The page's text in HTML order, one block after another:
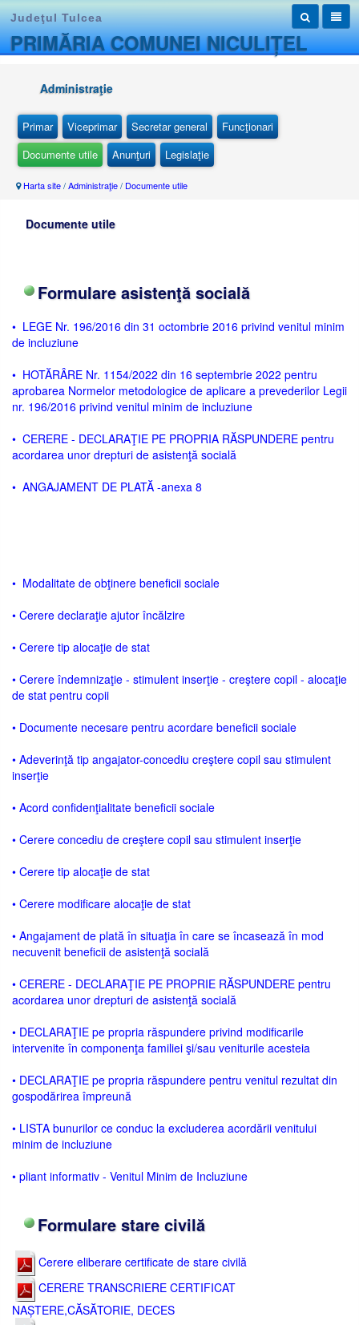
Judeţul Tulcea
PRIMĂRIA COMUNEI NICULIȚEL
Administraţie
Primar Viceprimar Secretar general
Funcţionari
Documente utile
Anunţuri Legislaţie
Harta site/Administraţie/ Documente utile
Documente utile
Formulare asistenţă socială
• LEGE Nr. 196/2016 din 31 octombrie 2016 privind venitul minim
de incluziune
• HOTĂRÂRE Nr. 1154/2022 din 16 septembrie 2022 pentru
aprobarea Normelor metodologice de aplicare a prevederilor Legii
nr. 196/2016 privind venitul minim de incluziune
• CERERE - DECLARAŢIE PE PROPRIA RĂSPUNDERE pentru
acordarea unor drepturi de asistenţă socială
• ANGAJAMENT DE PLATĂ -anexa 8
• Modalitate de obţinere beneficii sociale
• Cerere declaraţie ajutor încălzire
• Cerere tip alocaţie de stat
• Cerere îndemnizaţie - stimulent inserţie - creştere copil - alocaţie
de stat pentru copii
• Documente necesare pentru acordare beneficii sociale
• Adeverinţă tip angajator-concediu creştere copil sau stimulent
inserţie
• Acord confidenţialitate beneficii sociale
• Cerere concediu de creştere copil sau stimulent inserţie
• Cerere tip alocaţie de stat
• Cerere modificare alocaţie de stat
• Angajament de plată în situaţia în care se încasează în mod
necuvenit beneficii de asistenţă socială
• CERERE - DECLARAŢIE PE PROPRIE RĂSPUNDERE pentru
acordarea unor drepturi de asistenţă socială
• DECLARAŢIE pe propria răspundere privind modificarile
intervenite în componenţa familiei şi/sau veniturile acesteia
• DECLARAŢIE pe propria răspundere pentru venitul rezultat din
gospodărirea împreună
• LISTA bunurilor ce conduc la excluderea acordării venitului
minim de incluziune
• pliant informativ - Venitul Minim de Incluziune
Formulare stare civilă
Cerere eliberare certificate de stare civilă
CERERE TRANSCRIERE CERTIFICAT
NAȘTERE,CĂSĂTORIE, DECES